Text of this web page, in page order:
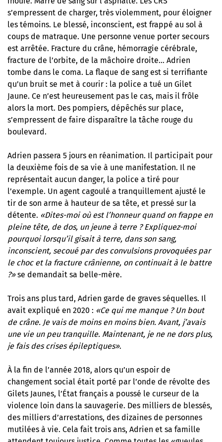
s’empressent de charger, très violemment, pour éloigner
les témoins. Le blessé, inconscient, est frappé au sol à
coups de matraque. Une personne venue porter secours
est arrêtée. Fracture du crâne, hémorragie cérébrale,
fracture de l’orbite, de la mâchoire droite… Adrien
tombe dans le coma. La flaque de sang est si terrifiante
qu’un bruit se met à courir : la police a tué un Gilet
Jaune. Ce n’est heureusement pas le cas, mais il frôle
alors la mort. Des pompiers, dépêchés sur place,
s’empressent de faire disparaître la tâche rouge du
boulevard.
Adrien passera 5 jours en réanimation. Il participait pour
la deuxième fois de sa vie à une manifestation. Il ne
représentait aucun danger, la police a tiré pour
l’exemple. Un agent cagoulé a tranquillement ajusté le
tir de son arme à hauteur de sa tête, et pressé sur la
détente. «Dites-moi où est l’honneur quand on frappe en
pleine tête, de dos, un jeune à terre ? Expliquez-moi
pourquoi lorsqu’il gisait à terre, dans son sang,
inconscient, secoué par des convulsions provoquées par
le choc et la fracture crânienne, on continuait à le battre
?»se demandait sa belle-mère.
Trois ans plus tard, Adrien garde de graves séquelles. Il
avait expliqué en 2020 : «Ce qui me manque ? Un bout
de crâne. Je vais de moins en moins bien. Avant, j’avais
une vie un peu tranquille. Maintenant, je ne ne dors plus,
je fais des crises épileptiques».
À la fin de l’année 2018, alors qu’un espoir de
changement social était porté par l’onde de révolte des
Gilets Jaunes, l’État français a poussé le curseur de la
violence loin dans la sauvagerie. Des milliers de blessés,
des milliers d’arrestations, des dizaines de personnes
mutilées à vie. Cela fait trois ans, Adrien et sa famille